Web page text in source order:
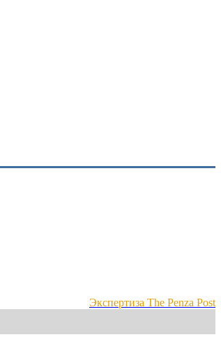
Экспертиза The Penza Post